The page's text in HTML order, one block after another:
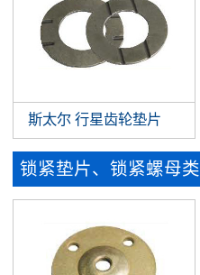
斯太尔 行星齿轮垫片
锁紧垫片、锁紧螺母类